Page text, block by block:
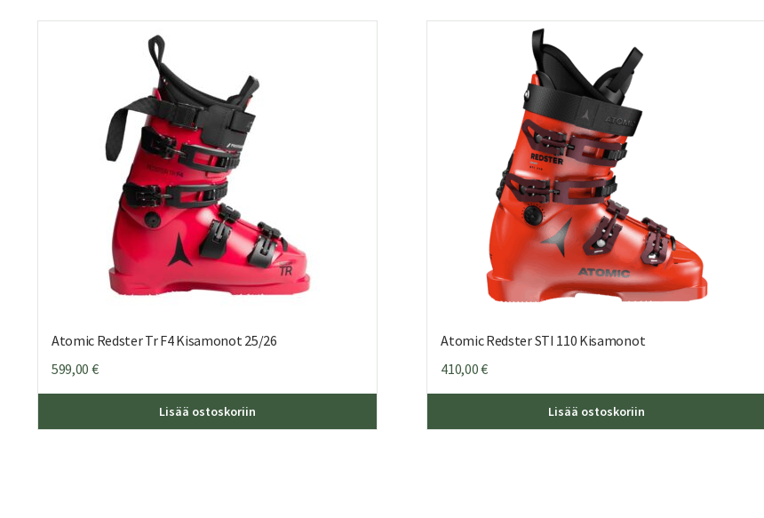
Atomic Redster Tr F4 Kisamonot 25/26
599,00 €
Lisää ostoskoriin
Atomic Redster STI 110 Kisamonot
410,00€
Lisää ostoskoriin